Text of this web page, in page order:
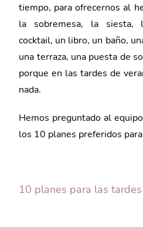
tiempo, para ofrecernos al
la sobremesa, la siesta,
cocktail, un libro, un baño,
una terraza, una puesta de
porque en las tardes de
nada.
Hemos preguntado al
los 10 planes preferidos
10 planes para las